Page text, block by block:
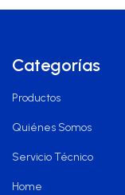
Categorías
Productos
Quiénes Somos
Servicio Técnico
Home